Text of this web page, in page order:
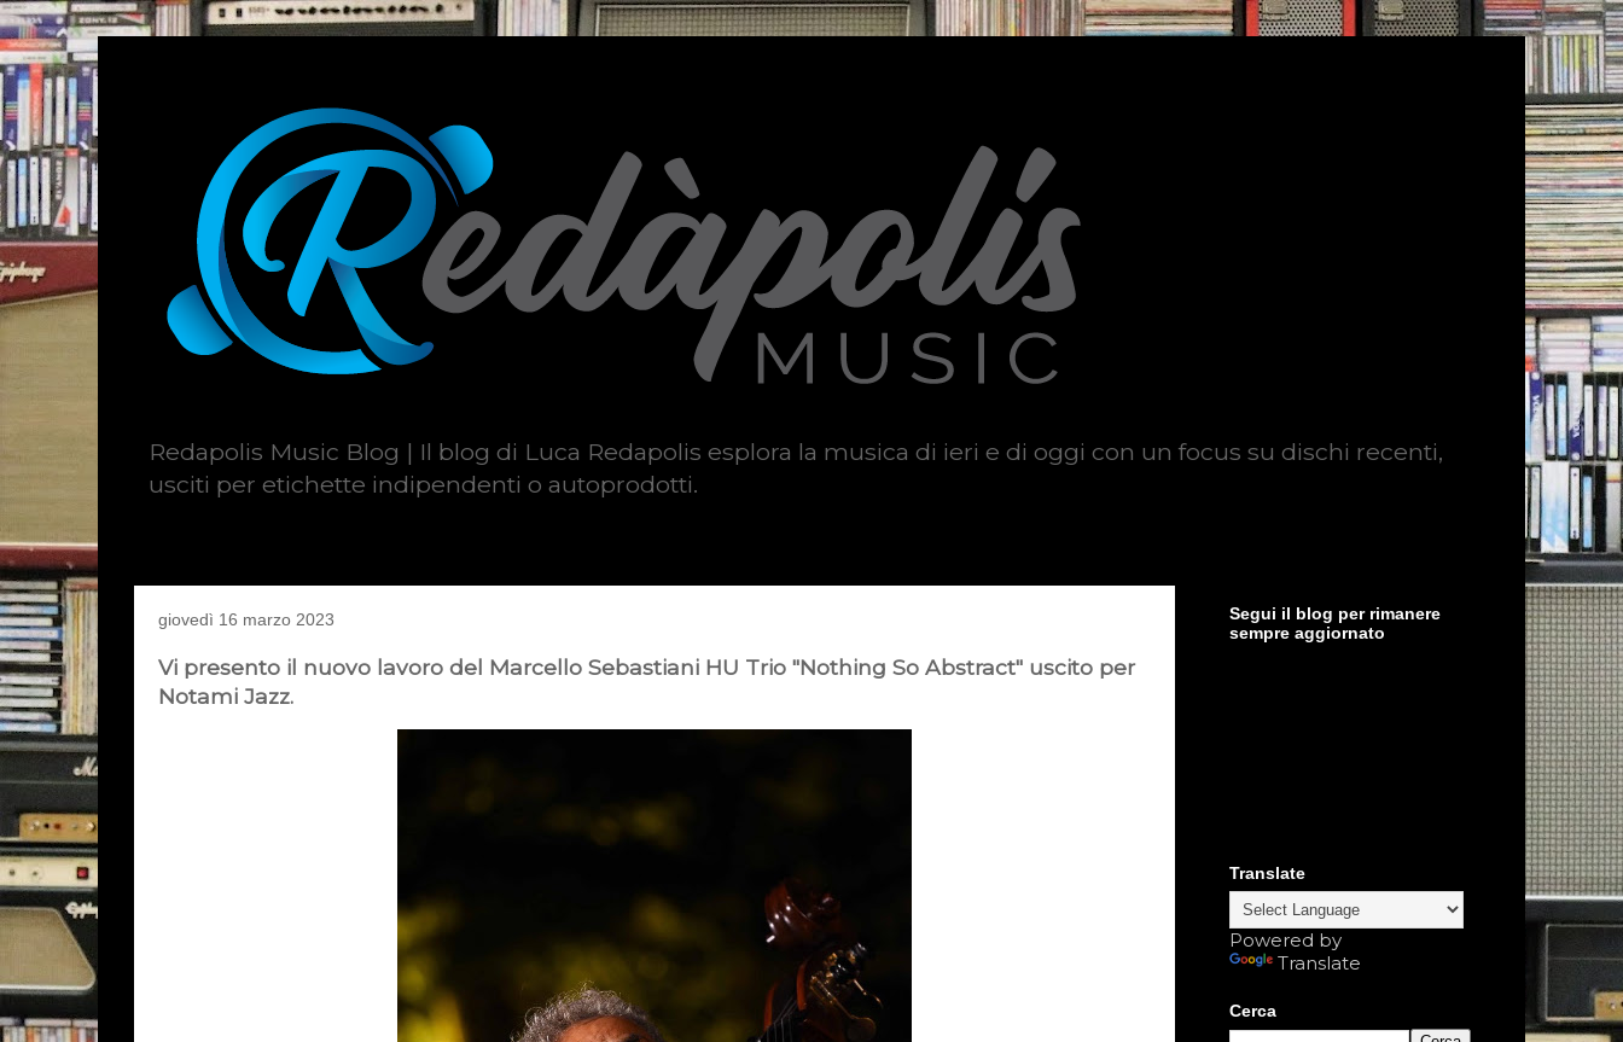
Redapolis Music Blog | Il blog di Luca Redapolis esplora la musica di ieri e di oggi con un focus su dischi recenti,
usciti per etichette indipendenti o autoprodotti.
giovedì 16 marzo 2023
Vi presento il nuovo lavoro del Marcello Sebastiani HU Trio "Nothing So Abstract" uscito per
Notami Jazz.
Segui il blog per rimanere
sempre aggiornato
Translate
Powered by
Translate
Cerca